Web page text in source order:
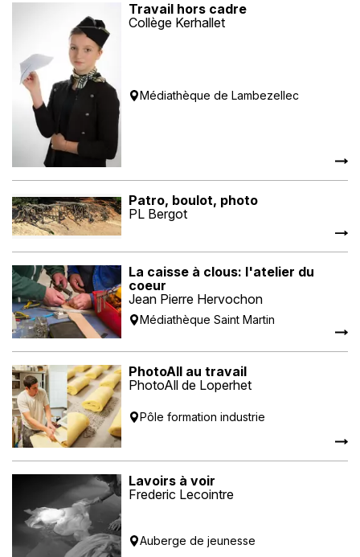
Travail hors cadre
Collège Kerhallet
Médiathèque de Lambezellec
Patro, boulot, photo
PL Bergot
La caisse à clous: l'atelier du
coeur
Jean Pierre Hervochon
Médiathèque Saint Martin
PhotoAll au travail
PhotoAll de Loperhet
Pôle formation industrie
Lavoirs à voir
Frederic Lecointre
Auberge de jeunesse